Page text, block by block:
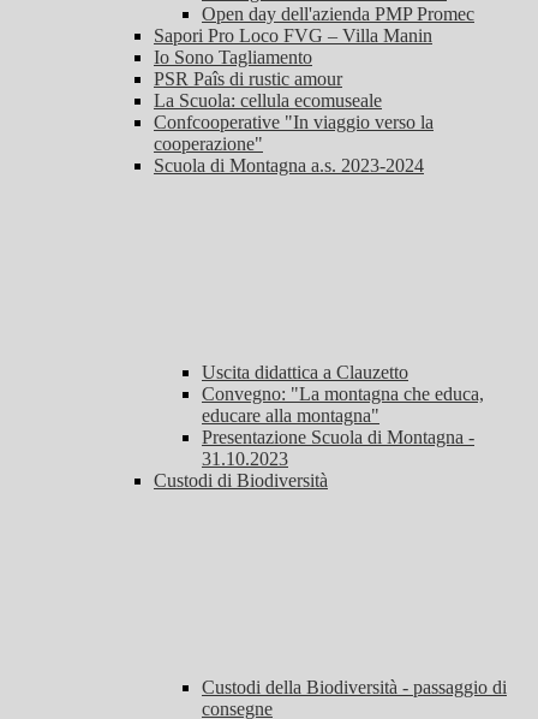
Open day dell'azienda PMP Promec
Sapori Pro Loco FVG – Villa Manin
Io Sono Tagliamento
PSR Paîs di rustic amour
La Scuola: cellula ecomuseale
Confcooperative "In viaggio verso la
cooperazione"
Scuola di Montagna a.s. 2023-2024
Uscita didattica a Clauzetto
Convegno: "La montagna che educa,
educare alla montagna"
Presentazione Scuola di Montagna -
31.10.2023
Custodi di Biodiversità
Custodi della Biodiversità - passaggio di
consegne